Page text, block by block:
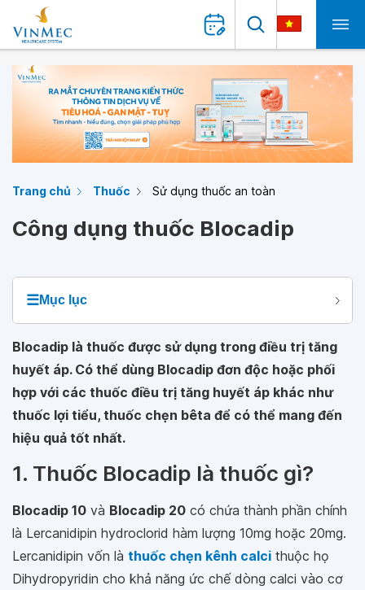
Trang chủ Thuốc Sử dụng thuốc an toàn
Công dụng thuốc Blocadip
☰Mục lục
Blocadip là thuốc được sử dụng trong điều trị tăng
huyết áp. Có thể dùng Blocadip đơn độc hoặc phối
hợp với các thuốc điều trị tăng huyết áp khác như
thuốc lợi tiểu, thuốc chẹn bêta để có thể mang đến
hiệu quả tốt nhất.
1. Thuốc Blocadip là thuốc gì?
Blocadip 10 và Blocadip 20 có chứa thành phần chính
là Lercanidipin hydroclorid hàm lượng 10mg hoặc 20mg.
Lercanidipin vốn là thuốc chẹn kênh calci thuộc họ
Dihydropyridin cho khả năng ức chế dòng calci vào cơ